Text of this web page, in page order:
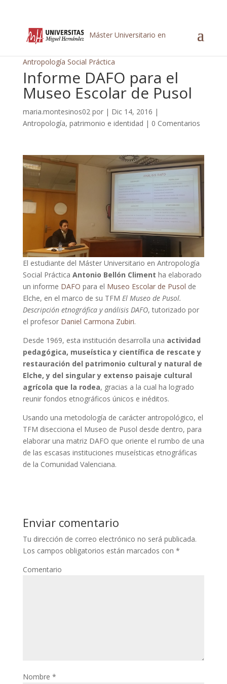
Máster Universitario en
Antropología Social Práctica
Informe DAFO para el
Museo Escolar de Pusol
maria.montesinos02por | Dic 14, 2016 |
Antropología, patrimonio e identidad | 0 Comentarios
El estudiante del Máster Universitario en Antropología
Social Práctica Antonio Bellón Climent ha elaborado
un informe DAFO para el Museo Escolar de Pusol de
Elche, en el marco de su TFM El Museo de Pusol.
Descripción etnográfica y análisis DAFO, tutorizado por
el profesor Daniel Carmona Zubiri.
Desde 1969, esta institución desarrolla una actividad
pedagógica, museística y científica de rescate y
restauración del patrimonio cultural y natural de
Elche, y del singular y extenso paisaje cultural
agrícola que la rodea, gracias a la cual ha logrado
reunir fondos etnográficos únicos e inéditos.
Usando una metodología de carácter antropológico, el
TFM disecciona el Museo de Pusol desde dentro, para
elaborar una matriz DAFO que oriente el rumbo de una
de las escasas instituciones museísticas etnográficas
de la Comunidad Valenciana.
Enviar comentario
Tu dirección de correo electrónico no será publicada.
Los campos obligatorios están marcados con *
Comentario
Nombre *